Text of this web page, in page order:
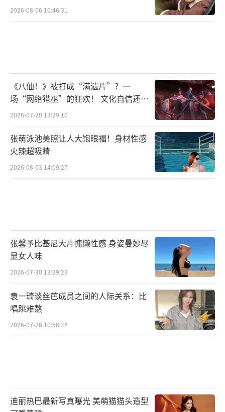
2026-08-06 10:46:31
《八仙！》被打成“满遗片”？一
场“网络猎巫”的狂欢！ 文化自信还是
焦虑？
2026-07-20 13:29:10
张萌泳池美照让人大饱眼福！身材性感
火辣超吸睛
2026-08-03 14:09:27
张馨予比基尼大片慵懒性感 身姿曼妙尽
显女人味
2026-07-30 13:39:23
袁一琦谈丝芭成员之间的人际关系：比
唱跳难熬
2026-07-28 10:58:28
迪丽热巴最新写真曝光 美萌猫猫头造型